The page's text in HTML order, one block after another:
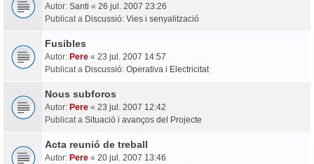
Autor: Santi « 26 jul. 2007 23:26
Publicat a Discussió: Vies i senyalització
Fusibles
Autor: Pere « 23 jul. 2007 14:57
Publicat a Discussió: Operativa i Electricitat
Nous subforos
Autor: Pere « 23 jul. 2007 12:42
Publicat a Situació i avanços del Projecte
Acta reunió de treball
Autor: Pere « 20 jul. 2007 13:46